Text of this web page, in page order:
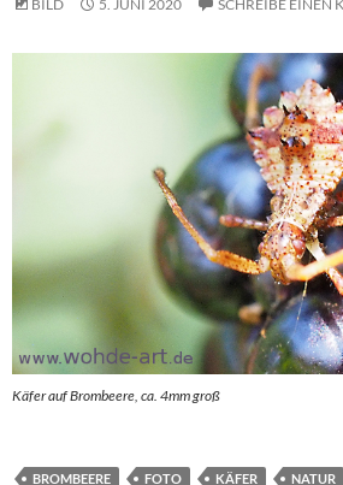
BILD 5. JUNI 2020 SCHREIBE EINEN
Käfer auf Brombeere, ca. 4mm groß
BROMBEERE FOTO KÄFER NATUR